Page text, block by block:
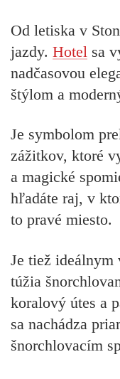
Od letiska v
jazdy. Hotel sa
nadčasovou
štýlom a
Je symbolom
zážitkov, ktoré
a magické
hľadáte raj, v
to pravé miesto.
Je tiež
túžia
koralový útes a
sa nachádza
šnorchlovacím